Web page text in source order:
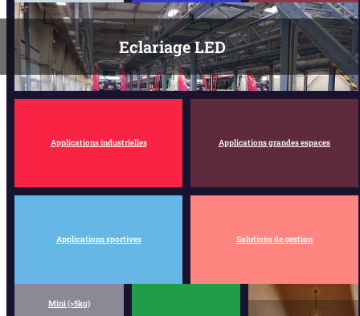
Eclariage LED
Applications sportives
Applications grandes espaces
Solutions de gestion
Applications industrielles
Mini (>5kg)